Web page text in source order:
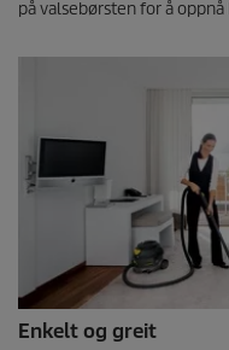
på valsebørsten for å
Enkelt og greit